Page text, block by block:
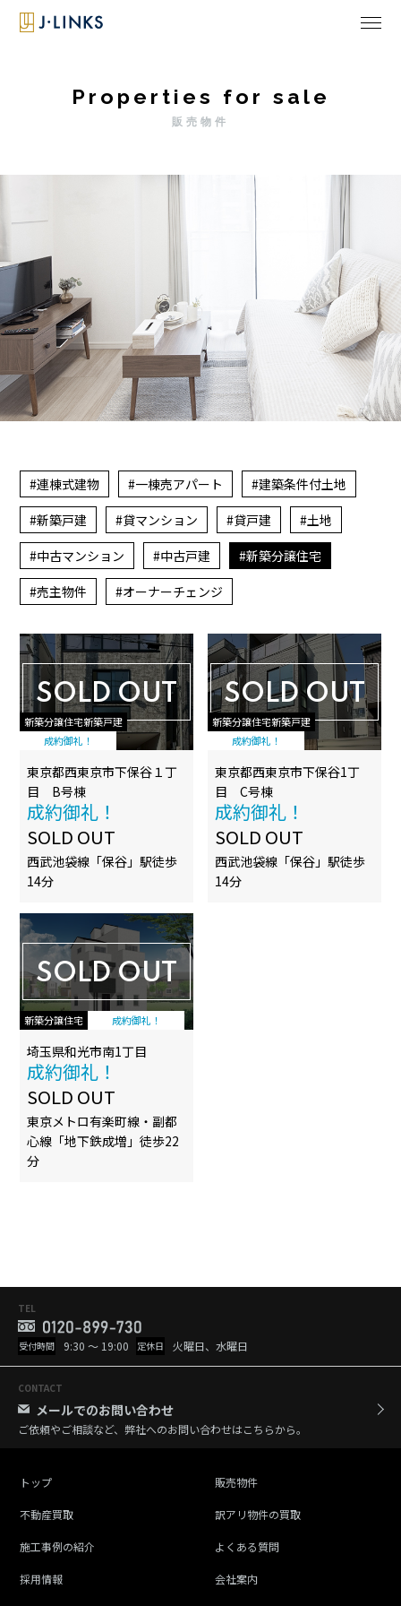
Properties for sale
販売物件
連棟式建物 一棟売アパート
建築条件付土地
新築戸建
貸マンション 貸戸建
土地
中古マンション
中古戸建
新築分譲住宅
売主物件
オーナーチェンジ
SOLD OUT
新築分譲住宅新築戸建
成約御礼！
東京都西東京市下保谷１丁
目 B号棟
成約御礼！
SOLD OUT
西武池袋線「保谷」駅徒歩
14分
SOLD OUT
新築分譲住宅新築戸建
成約御礼！
東京都西東京市下保谷1丁
目 C号棟
成約御礼！
SOLD OUT
西武池袋線「保谷」駅徒歩
14分
SOLD OUT
新築分譲住宅 成約御礼！
埼玉県和光市南1丁目
成約御礼！
SOLD OUT
東京メトロ有楽町線・副都
心線「地下鉄成増」徒歩22
分
TEL
受付時間 9:30 ～ 19:00 定休日 火曜日、水曜日
CONTACT
メールでのお問い合わせ
ご依頼やご相談など、弊社へのお問い合わせはこちらから。
トップ 販売物件
不動産買取 訳アリ物件の買取
施工事例の紹介 よくある質問
採用情報 会社案内